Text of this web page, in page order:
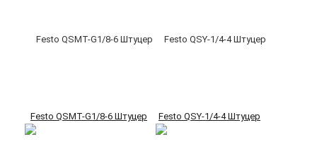
Festo QSMT-G1/8-6 Штуцер Festo QSY-1/4-4 Штуцер